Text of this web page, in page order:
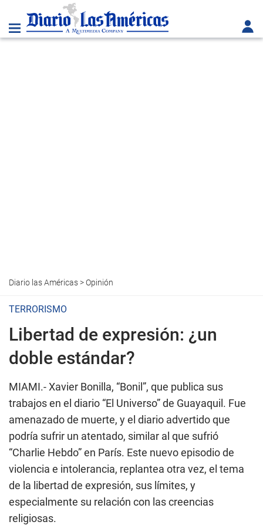
Diario las Américas>Opinión
TERRORISMO
Libertad de expresión: ¿un
doble estándar?
MIAMI.-Xavier Bonilla, “Bonil”, que publica sus
trabajos en el diario “El Universo” de Guayaquil. Fue
amenazado de muerte, y el diario advertido que
podría sufrir un atentado, similar al que sufrió
“Charlie Hebdo” en París. Este nuevo episodio de
violencia e intolerancia, replantea otra vez, el tema
de la libertad de expresión, sus límites, y
especialmente su relación con las creencias
religiosas.